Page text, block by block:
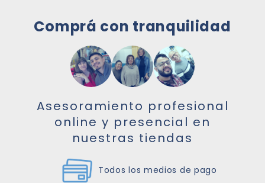
Comprá con tranquilidad
Asesoramiento profesional
online y presencial en
nuestras tiendas
Todos los medios de pago